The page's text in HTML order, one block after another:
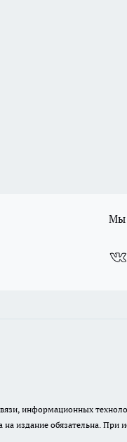
Мы
информационных
издание обязательна. При